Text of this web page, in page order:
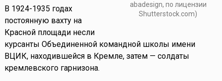
abadesign, по лицензии
Shutterstock.com)
В 1924-1935 годах
постоянную вахту на
Красной площади несли
курсанты Объединенной командной школы имени
ВЦИК, находившейся в Кремле, затем — солдаты
кремлевского гарнизона.